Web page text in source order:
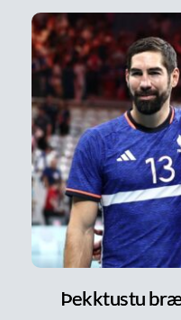
Þekktustu